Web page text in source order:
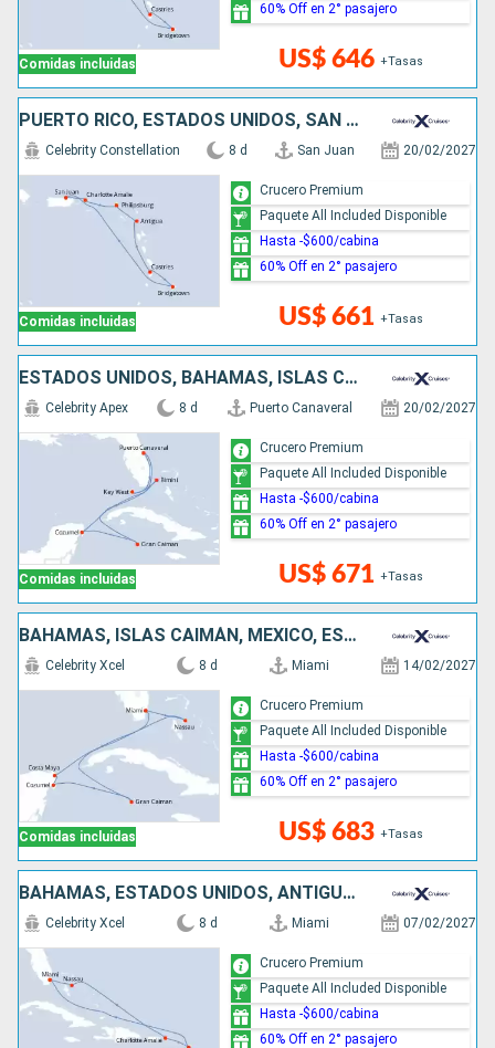
Comidas incluidas US$ 646 +Tasas
60% Off en 2° pasajero
PUERTO RICO, ESTADOS UNIDOS, SAN MARTÍN, ANTIGUA Y BARBUDA, SANTA LUCIA, BARBADOS
Comidas incluidas
Celebrity Constellation 8 d San Juan 20/02/2027
US$ 661 +Tasas
Crucero Premium
Paquete All Included Disponible
Hasta -$600/cabina
60% Off en 2° pasajero
ESTADOS UNIDOS, BAHAMAS, ISLAS CAIMÁN, MÉXICO
Comidas incluidas
Celebrity Apex 8 d Puerto Canaveral 20/02/2027
US$ 671 +Tasas
Crucero Premium
Paquete All Included Disponible
Hasta -$600/cabina
60% Off en 2° pasajero
BAHAMAS, ISLAS CAIMÁN, MÉXICO, ESTADOS UNIDOS
Comidas incluidas
Celebrity Xcel 8 d Miami 14/02/2027
US$ 683 +Tasas
Crucero Premium
Paquete All Included Disponible
Hasta -$600/cabina
60% Off en 2° pasajero
BAHAMAS, ESTADOS UNIDOS, ANTIGUA Y BARBUDA
Celebrity Xcel 8 d Miami 07/02/2027
Crucero Premium
Paquete All Included Disponible
Hasta -$600/cabina
60% Off en 2° pasajero